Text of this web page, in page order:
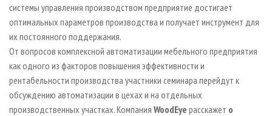
системы управления производством предприятие достигает
оптимальных параметров производства и получает инструмент для
их постоянного поддержания.
От вопросов комплексной автоматизации мебельного предприятия
как одного из факторов повышения эффективности и
рентабельности производства участники семинара перейдут к
обсуждению автоматизации в цехах и на отдельных
производственных участках. Компания WoodEye расскажет о